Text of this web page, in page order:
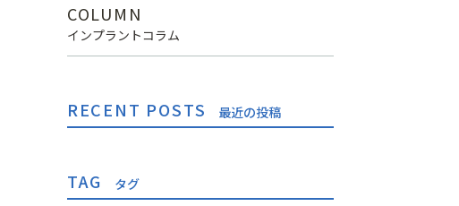
COLUMN
インプラントコラム
RECENT POSTS 最近の投稿
TAG タグ